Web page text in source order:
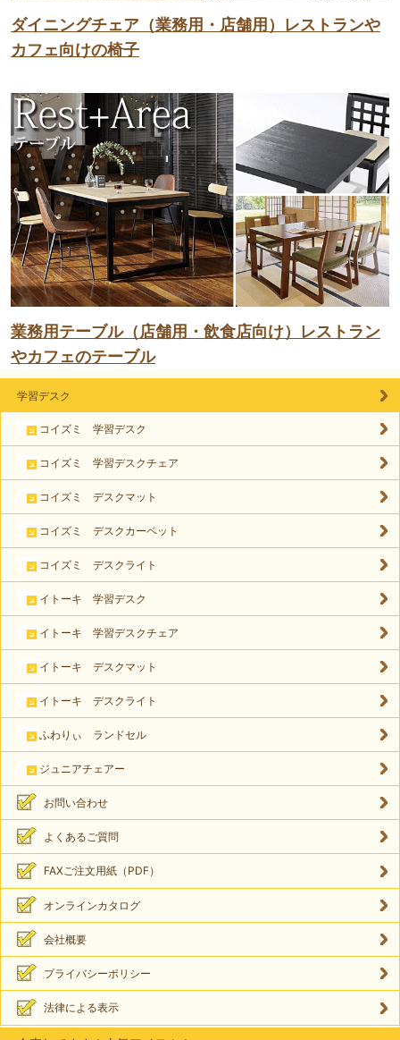
ダイニングチェア（業務用・店舗用）レストランや
カフェ向けの椅子
業務用テーブル（店舗用・飲食店向け）レストラン
やカフェのテーブル
学習デスク
コイズミ 学習デスク
コイズミ 学習デスクチェア
コイズミ デスクマット
コイズミ デスクカーペット
コイズミ デスクライト
イトーキ 学習デスク
イトーキ 学習デスクチェア
イトーキ デスクマット
イトーキ デスクライト
ふわりぃ ランドセル
ジュニアチェアー
お問い合わせ
よくあるご質問
FAXご注文用紙（PDF）
オンラインカタログ
会社概要
プライバシーポリシー
法律による表示